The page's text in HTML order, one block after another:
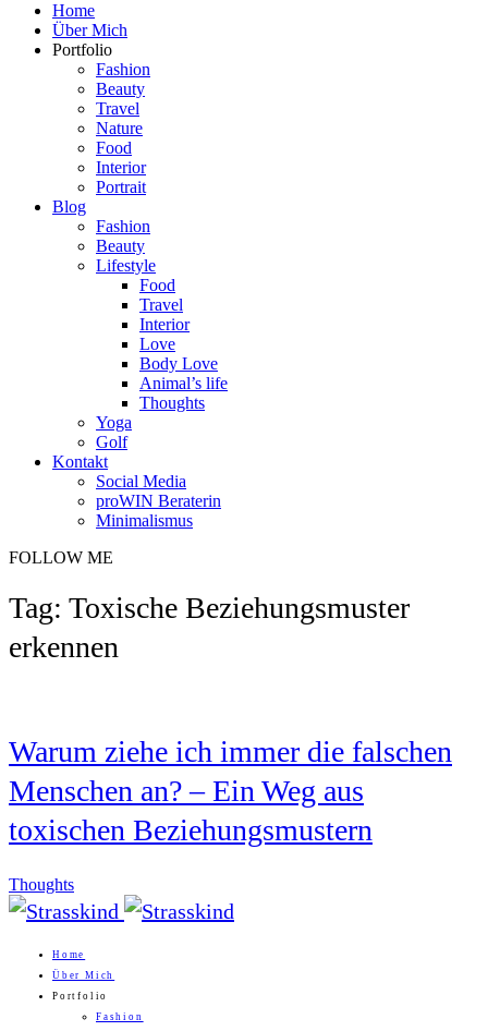
Home
Über Mich
Portfolio
Fashion
Beauty
Travel
Nature
Food
Interior
Portrait
Blog
Fashion
Beauty
Lifestyle
Food
Travel
Interior
Love
Body Love
Animal’s life
Thoughts
Yoga
Golf
Kontakt
Social Media
proWIN Beraterin
Minimalismus
FOLLOW ME
Tag: Toxische Beziehungsmuster
erkennen
Warum ziehe ich immer die falschen
Menschen an? – Ein Weg aus
toxischen Beziehungsmustern
Thoughts
Home
Über Mich
Portfolio
Fashion